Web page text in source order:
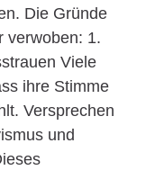
Die Gründe
verwoben: 1.
Viele
ihre Stimme
Versprechen
und